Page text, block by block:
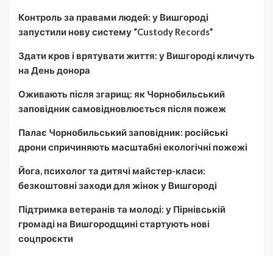
Контроль за правами людей: у Вишгороді
запустили нову систему “Custody Records”
Здати кров і врятувати життя: у Вишгороді кличуть
на День донора
Оживають після згарищ: як Чорнобильський
заповідник самовідновлюється після пожеж
Палає Чорнобильський заповідник: російські
дрони спричиняють масштабні екологічні пожежі
Йога, психолог та дитячі майстер-класи:
безкоштовні заходи для жінок у Вишгороді
Підтримка ветеранів та молоді: у Пірнівській
громаді на Вишгородщині стартують нові
соцпроєкти